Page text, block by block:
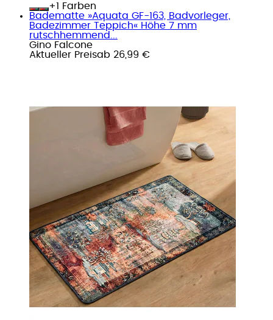
+
Farben
Badematte »Aquata GF-163, Badvorleger,
Badezimmer Teppich« Höhe 7 mm
rutschhemmend...
Gino Falcone
Aktueller Preisab 26,99 €